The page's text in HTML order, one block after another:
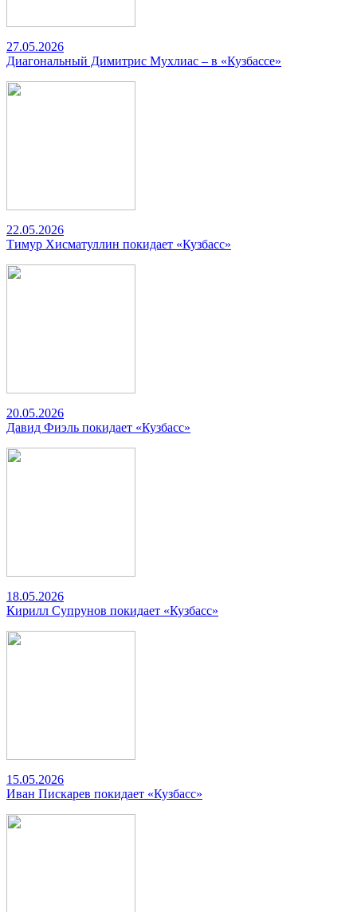
27.05.2026
Диагональный Димитрис Мухлиас – в «Кузбассе»
22.05.2026
Тимур Хисматуллин покидает «Кузбасс»
20.05.2026
Давид Фиэль покидает «Кузбасс»
18.05.2026
Кирилл Супрунов покидает «Кузбасс»
15.05.2026
Иван Пискарев покидает «Кузбасс»